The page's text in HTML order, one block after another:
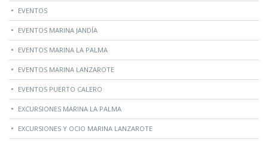
EVENTOS
EVENTOS MARINA JANDÍA
EVENTOS MARINA LA PALMA
EVENTOS MARINA LANZAROTE
EVENTOS PUERTO CALERO
EXCURSIONES MARINA LA PALMA
EXCURSIONES Y OCIO MARINA LANZAROTE